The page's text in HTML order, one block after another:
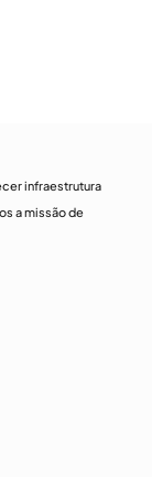
infraestrutura
a missão de